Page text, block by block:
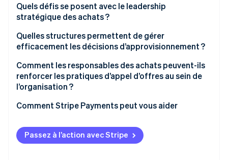
Définir les résultats attendus
Construire des critères d’évaluation alignés sur les
priorités de l’entreprise
S’appuyer sur des équipes interfonctionnelles pour
structurer et examiner le processus
S’appuyer sur la technologie pour renforcer la
cohérence et la visibilité
Quels défis se posent avec le leadership
stratégique des achats ?
Quelles structures permettent de gérer
efficacement les décisions d’approvisionnement ?
Modèles hybrides
Postes en gestion des catégories
Une gouvernance claire et des circuits de décision
travail
Comment les responsables des achats peuvent-ils
renforcer les pratiques d’appel d’offres au sein de
l’organisation ?
Comment Stripe Payments peut vous aider
Passez à l’action avec Stripe